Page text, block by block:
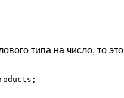
типа на число, то